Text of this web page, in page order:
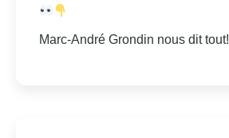
Marc-André Grondin nous dit tout!